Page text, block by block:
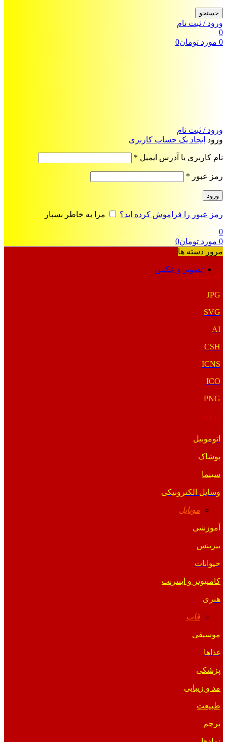
جستجو
ورود / ثبت نام
0
0 مورد تومان0
ورود / ثبت نام
ورود ایجاد یک حساب کاربری
نام کاربری یا آدرس ایمیل *
رمز عبور *
ورود
رمز عبور را فراموش کرده اید؟
مرا به خاطر بسپار
0
0 مورد تومان0
مرور دسته ها
تصویر و عکس
فرمت‌های خاص
JPG
SVG
AI
CSH
ICNS
ICO
PNG
اتوموبیل
پوشاک
سینما
وسایل الکترونیکی
موبایل
آموزشی
بیزینس
حیوانات
کامپیوتر و اینترنت
هنری
قاب
موسیقی
غذاها
پزشکی
مد و زیبایی
طبیعت
پرچم